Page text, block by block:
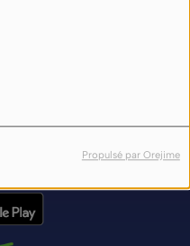
Propulsé par Orejime
sur internet ici